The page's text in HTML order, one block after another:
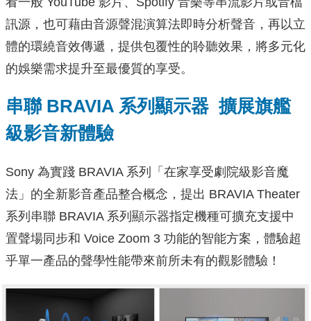
訊源，也可藉由音源聲混演算法即時分析聲音，再以立
體的環繞音效傳遞，提供包覆性的聆聽效果，將多元化
的娛樂需求提升至最優質的享受。
串聯 BRAVIA 系列顯示器 擴展旗艦
級影音新體驗
Sony 為實踐 BRAVIA 系列「在家享受劇院級影音魔
法」的全新影音產品整合概念，提出 BRAVIA Theater
系列串聯 BRAVIA 系列顯示器指定機種可擴充支援中
置聲場同步和 Voice Zoom 3 功能的智能方案，體驗超
乎單一產品的聲學性能帶來前所未有的觀影體驗！